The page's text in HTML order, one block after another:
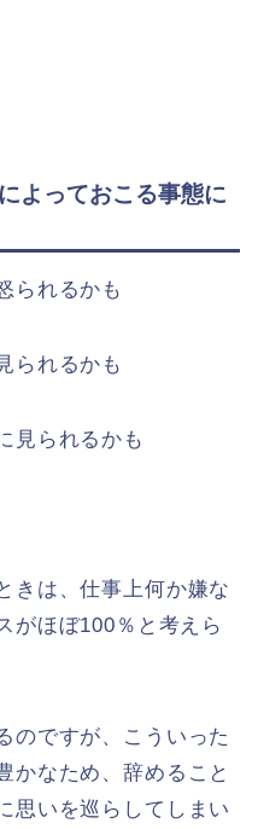
よっておこる事態に
られるかも
られるかも
見られるかも
きは、仕事上何か嫌な
がほぼ100％と考えら
のですが、こういった
かなため、辞めること
思いを巡らしてしまい